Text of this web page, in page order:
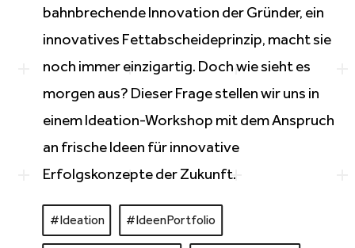
bahnbrechendeInnovation der Gründer, ein
innovatives Fettabscheideprinzip, macht sie
noch immer einzigartig. Doch wie sieht es
morgen aus? Dieser Frage stellen wir uns in
einem Ideation-Workshop mit dem Anspruch
an frische Ideen für innovative
Erfolgskonzepteder Zukunft.
#Ideation #IdeenPortfolio